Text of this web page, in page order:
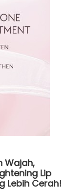
Wajah,
Lip
Lebih Cerah!